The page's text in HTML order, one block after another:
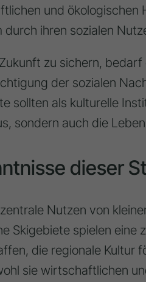
und ökologischen
durch ihren sozialen
zu sichern,
der sozialen
sollten als kulturelle
sondern auch die
dieser
Nutzen von
Skigebiete spielen eine
die regionale Kultur
sie wirtschaftlichen